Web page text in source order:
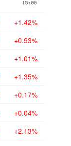
+1.42%
+0.93%
+1.01%
+1.35%
+0.17%
+0.04%
+2.13%